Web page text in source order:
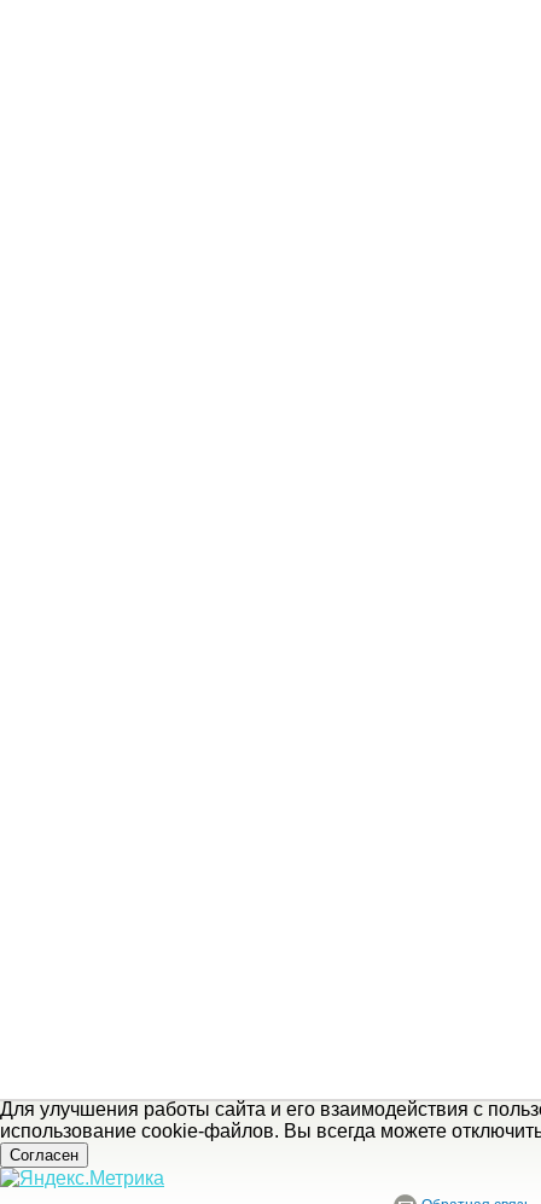
Для улучшения работы сайта и его взаимодействия с
использование cookie-файлов. Вы всегда можете
Согласен